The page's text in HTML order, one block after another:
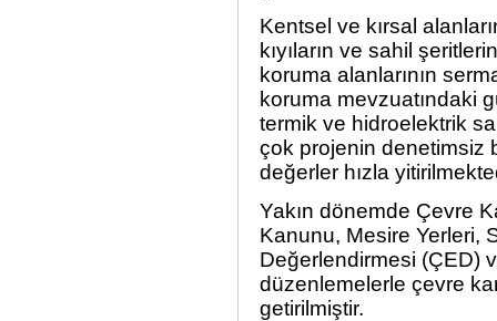
Kentsel ve kırsal
kıyıların ve sahil
koruma alanlarının
koruma mevzuatındaki
termik ve hidroelektrik
çok projenin denetimsiz
değerler hızla
Yakın dönemde Çevre
Kanunu, Mesire Yerleri,
Değerlendirmesi (ÇED)
düzenlemelerle çevre
getirilmiştir.